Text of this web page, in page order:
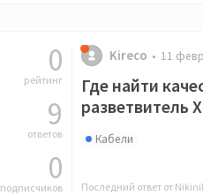
0
рейтинг
9
ответов
0
подписчиков
Kireco 11
Где найти
разветвитель
Кабели
Последний ответ от